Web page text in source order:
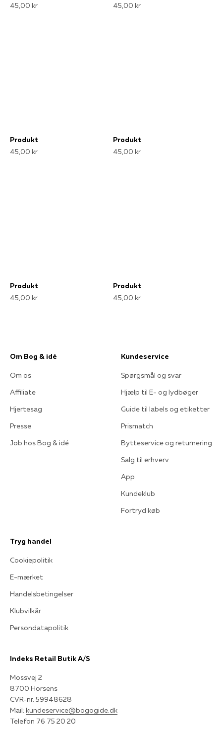
45,00 kr
45,00 kr
Produkt
45,00 kr
Produkt
45,00 kr
Produkt
45,00 kr
Produkt
45,00 kr
Om Bog & idé
Om os
Affiliate
Hjertesag
Presse
Job hos Bog & idé
Kundeservice
Spørgsmål og svar
Hjælp til E- og lydbøger
Guide til labels og etiketter
Prismatch
Bytteservice og returnering
Salg til erhverv
App
Kundeklub
Fortryd køb
Tryg handel
Cookiepolitik
E-mærket
Handelsbetingelser
Klubvilkår
Persondatapolitik
Indeks Retail Butik A/S
Mossvej 2
8700 Horsens
CVR-nr. 59948628
Mail: kundeservice@bogogide.dk
Telefon 76 75 20 20